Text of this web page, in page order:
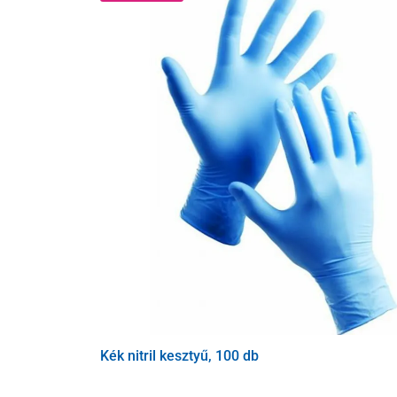
Kék nitril kesztyű, 100 db